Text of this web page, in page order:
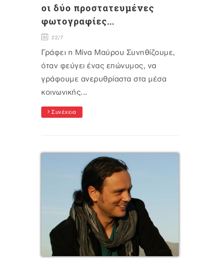
οι δύο προστατευμένες
φωτογραφίες...
22/7
Γράφει η Μίνα Μαύρου Συνηθίζουμε,
όταν φεύγει ένας επώνυμος, να
γράφουμε ανερυθρίαστα στα μέσα
κοινωνικής...
Συνέχεια